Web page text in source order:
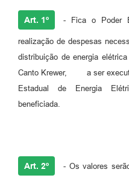
Art. 1º - Fica o Poder
realização de despesas
distribuição de energia
Canto Krewer, a ser
Estadual de Energia
beneficiada.
Art. 2º - Os valores